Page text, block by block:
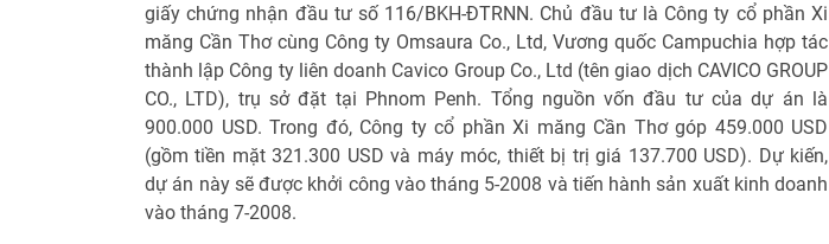
giấy chứng nhận đầu tư số 116/BKH-ĐTRNN. Chủ đầu tư là Công ty cổ phần Xi
măng Cần Thơ cùng Công ty Omsaura Co., Ltd, Vương quốc Campuchia hợp tác
thành lập Công ty liên doanh Cavico Group Co., Ltd (tên giao dịch CAVICO GROUP
CO., LTD), trụ sở đặt tại Phnom Penh. Tổng nguồn vốn đầu tư của dự án là
900.000 USD. Trong đó, Công ty cổ phần Xi măng Cần Thơ góp 459.000 USD
(gồm tiền mặt 321.300 USD và máy móc, thiết bị trị giá 137.700 USD). Dự kiến,
dự án này sẽ được khởi công vào tháng 5-2008 và tiến hành sản xuất kinh doanh
vào tháng 7-2008.